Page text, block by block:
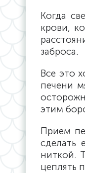
Когда
крови,
заброса.
Все это
печени
этим
Прием
сделать
ниткой.
цеплять